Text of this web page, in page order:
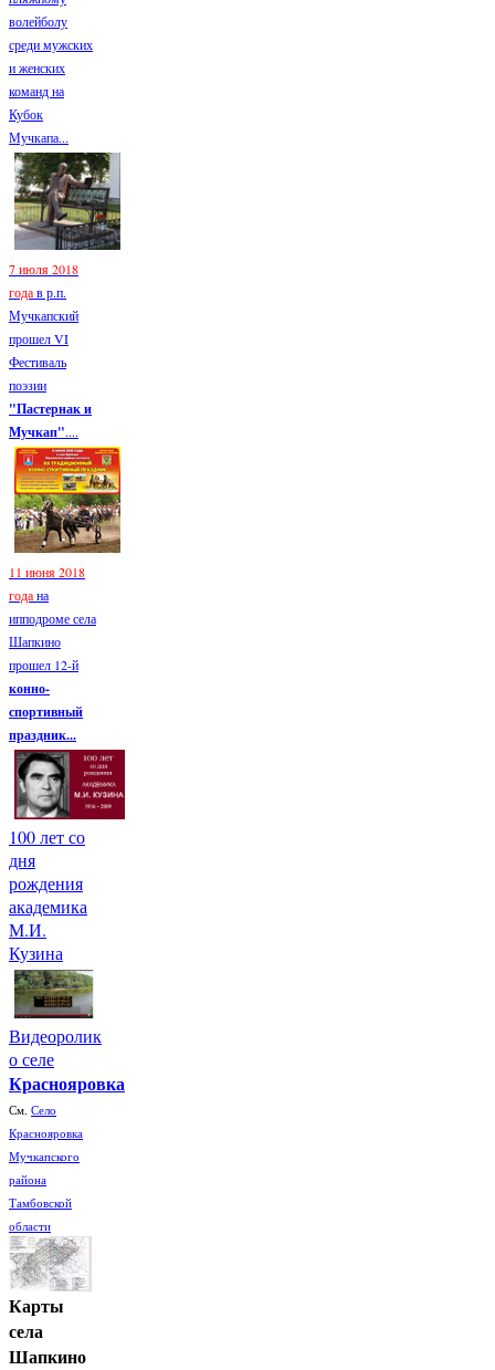
волейболу
среди мужских
и женских
команд на
Кубок
Мучкапа...
7 июля 2018
годав р.п.
Мучкапский
прошел VI
Фестиваль
поэзии
"Пастернак и
Мучкап"....
11 июня 2018
годана
ипподроме села
Шапкино
прошел 12-й
конно-
спортивный
праздник...
100 лет со
дня
рождения
академика
М.И.
Кузина
Видеоролик
о селе
Краснояровка
См. Село
Краснояровка
Мучкапского
района
Тамбовской
области
Карты
села
Шапкино